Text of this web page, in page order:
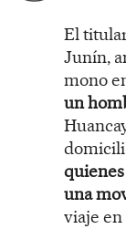
El
Junín,
mono
un
una
viaje